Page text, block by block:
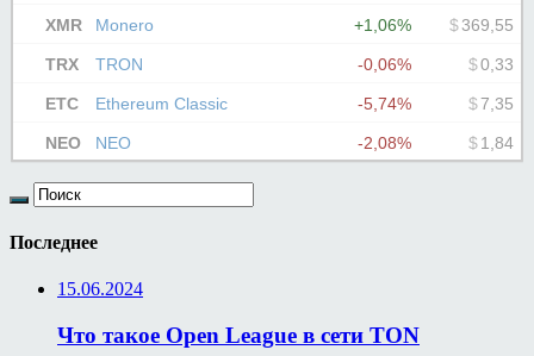
Последнее
15.06.2024
Что такое Open League в сети TON